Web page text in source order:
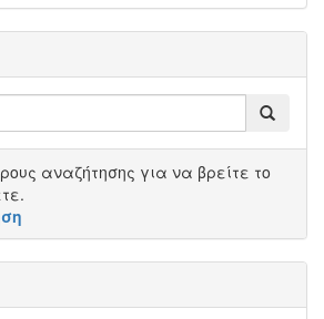
αναζήτησης για να βρείτε το